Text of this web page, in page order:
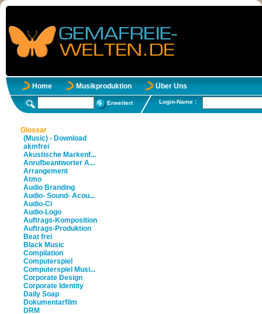
Home Musikproduktion Über Uns
Erweitert Login-Name :
Glossar
(Music) - Download
akmfrei
Akustische Markenf...
Anrufbeantworter A...
Arrangement
Atmo
Audio Branding
Audio- Sound- Acou...
Audio-Ci
Audio-Logo
Auftrags-Komposition
Auftrags-Produktion
Beat frei
Black Music
Compilation
Computerspiel
Computerspiel Musi...
Corporate Design
Corporate Identity
Daily Soap
Dokumentarfilm
DRM